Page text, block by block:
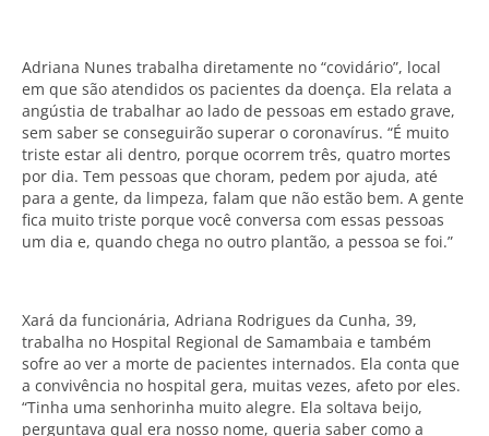
Adriana Nunes trabalha diretamente no “covidário”, local
em que são atendidos os pacientes da doença. Ela relata a
angústia de trabalhar ao lado de pessoas em estado grave,
sem saber se conseguirão superar o coronavírus. “É muito
triste estar ali dentro, porque ocorrem três, quatro mortes
por dia. Tem pessoas que choram, pedem por ajuda, até
para a gente, da limpeza, falam que não estão bem. A gente
fica muito triste porque você conversa com essas pessoas
um dia e, quando chega no outro plantão, a pessoa se foi.”
Xará da funcionária, Adriana Rodrigues da Cunha, 39,
trabalha no Hospital Regional de Samambaia e também
sofre ao ver a morte de pacientes internados. Ela conta que
a convivência no hospital gera, muitas vezes, afeto por eles.
“Tinha uma senhorinha muito alegre. Ela soltava beijo,
perguntava qual era nosso nome, queria saber como a